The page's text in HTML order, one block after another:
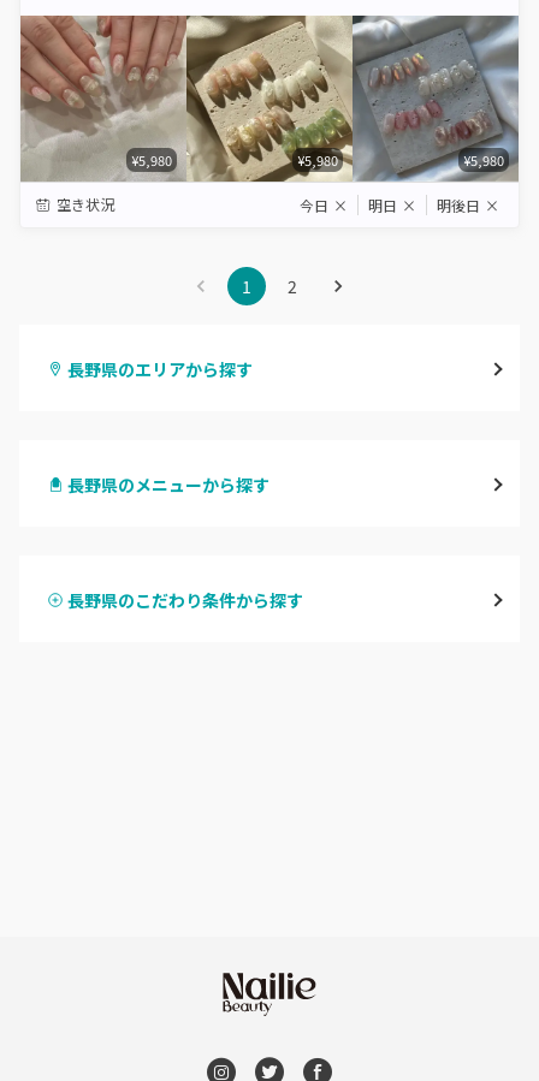
¥5,980 ¥5,980 ¥5,980
空き状況 今日 × 明日 × 明後日 ×
1 2
長野県のエリアから探す
松本・塩尻
長野県のメニューから探す
ハンドスカルプ
長野県のこだわり条件から探す